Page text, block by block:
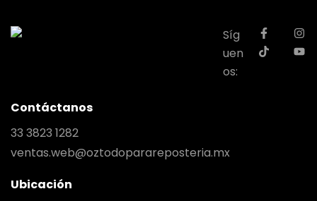
Síg
uen
os:
Contáctanos
33 3823 1282
ventas.web@oztodoparareposteria.mx
Ubicación